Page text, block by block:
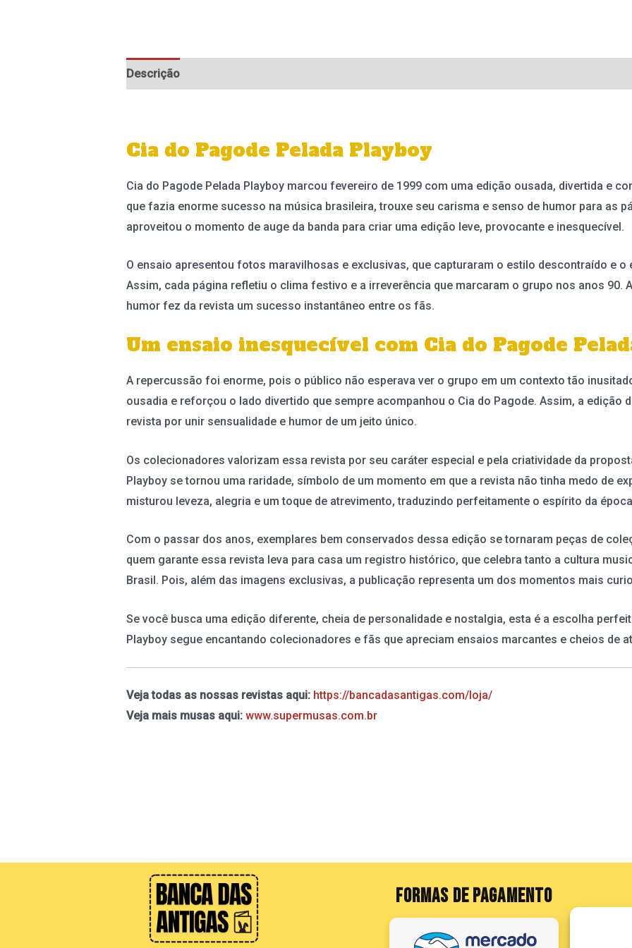
Descrição
Cia do Pagode Pelada Playboy
Cia do Pagode Pelada Playboy marcou fevereiro de 1999 com uma edição ousada, divertida e
que fazia enorme sucesso na música brasileira, trouxe seu carisma e senso de humor para as
aproveitou o momento de auge da banda para criar uma edição leve, provocante e inesquecível.
O ensaio apresentou fotos maravilhosas e exclusivas, que capturaram o estilo descontraído e
Assim, cada página refletiu o clima festivo e a irreverência que marcaram o grupo nos anos 90.
humor fez da revista um sucesso instantâneo entre os fãs.
Um ensaio inesquecível com Cia do Pagode
A repercussão foi enorme, pois o público não esperava ver o grupo em um contexto tão
ousadia e reforçou o lado divertido que sempre acompanhou o Cia do Pagode. Assim, a edição
revista por unir sensualidade e humor de um jeito único.
Os colecionadores valorizam essa revista por seu caráter especial e pela criatividade da
Playboy se tornou uma raridade, símbolo de um momento em que a revista não tinha medo de
misturou leveza, alegria e um toque de atrevimento, traduzindo perfeitamente o espírito da
Com o passar dos anos, exemplares bem conservados dessa edição se tornaram peças de
quem garante essa revista leva para casa um registro histórico, que celebra tanto a cultura
Brasil. Pois, além das imagens exclusivas, a publicação representa um dos momentos mais
Se você busca uma edição diferente, cheia de personalidade e nostalgia, esta é a escolha
Playboy segue encantando colecionadores e fãs que apreciam ensaios marcantes e cheios de
Veja todas as nossas revistas aqui: https://bancadasantigas.com/loja/
Veja mais musas aqui: www.supermusas.com.br
FORMAS DE PAGAMENTO